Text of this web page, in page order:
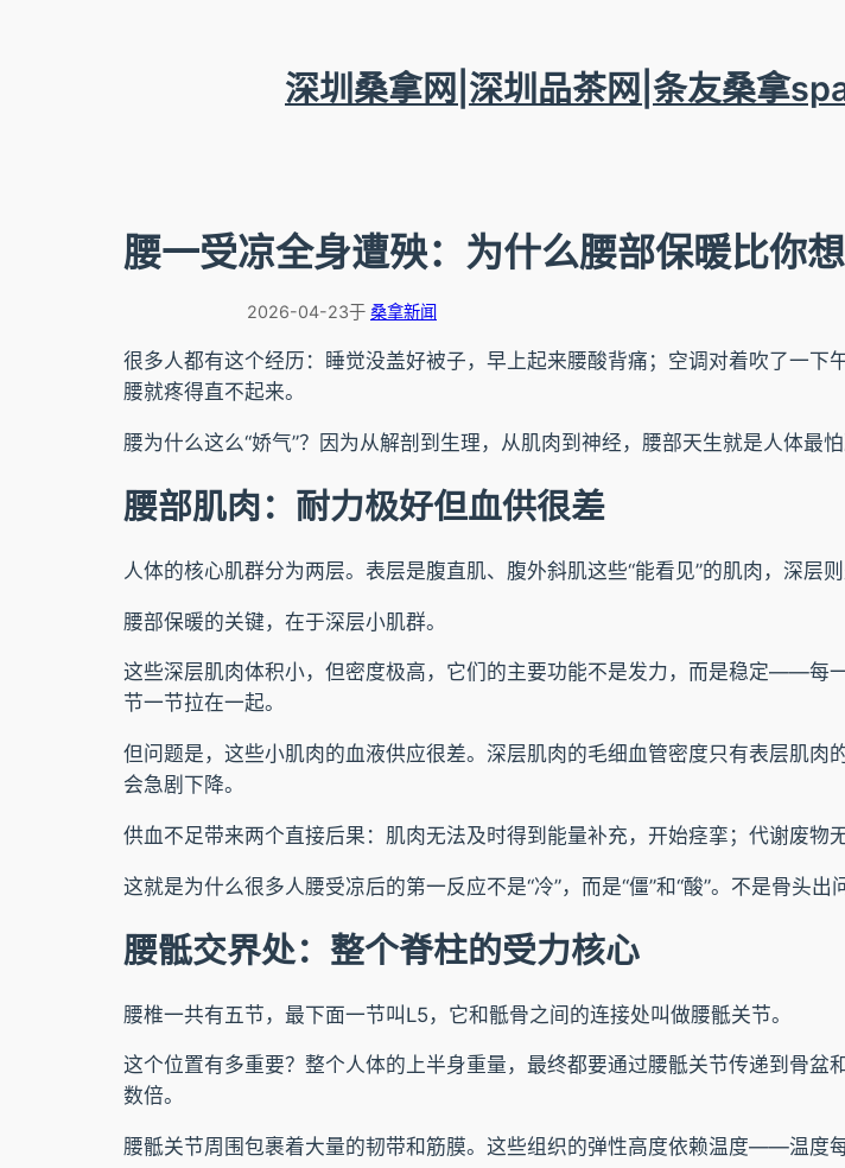
深圳桑拿网|深圳品茶网|条友桑拿
腰一受凉全身遭殃：为什么腰部保暖比你
2026-04-23于 桑拿新闻
很多人都有这个经历：睡觉没盖好被子，早上起来腰酸背痛；空调对着吹了一
腰就疼得直不起来。
腰为什么这么“娇气”？因为从解剖到生理，从肌肉到神经，腰部天生就是人体最怕
腰部肌肉：耐力极好但血供很差
人体的核心肌群分为两层。表层是腹直肌、腹外斜肌这些“能看见”的肌肉，深层
腰部保暖的关键，在于深层小肌群。
这些深层肌肉体积小，但密度极高，它们的主要功能不是发力，而是稳定——每
节一节拉在一起。
但问题是，这些小肌肉的血液供应很差。深层肌肉的毛细血管密度只有表层肌
会急剧下降。
供血不足带来两个直接后果：肌肉无法及时得到能量补充，开始痉挛；代谢废物
这就是为什么很多人腰受凉后的第一反应不是“冷”，而是“僵”和“酸”。不是骨头出
腰骶交界处：整个脊柱的受力核心
腰椎一共有五节，最下面一节叫L5，它和骶骨之间的连接处叫做腰骶关节。
这个位置有多重要？整个人体的上半身重量，最终都要通过腰骶关节传递到骨
数倍。
腰骶关节周围包裹着大量的韧带和筋膜。这些组织的弹性高度依赖温度——温度